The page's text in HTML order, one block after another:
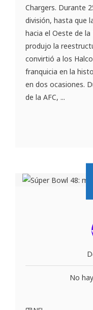
Chargers. Durante
división, hasta que
hacia el Oeste de la
produjo la
convirtió a los
franquicia en la
en dos ocasiones.
de la AFC, ...
No